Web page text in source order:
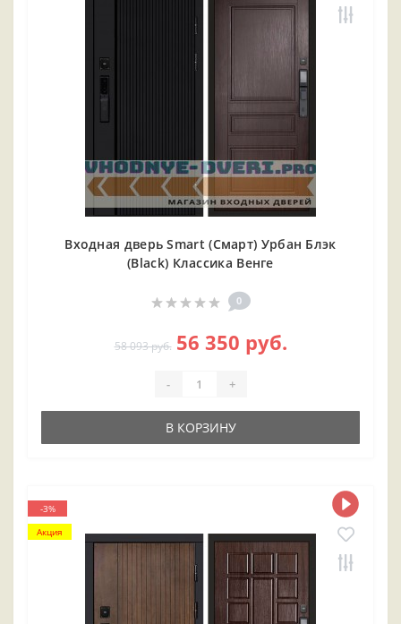
Входная дверь Smart (Смарт) Урбан Блэк
(Black) Классика Венге
0
58 093 руб. 56 350 руб.
- +
В КОРЗИНУ
-3%
Акция